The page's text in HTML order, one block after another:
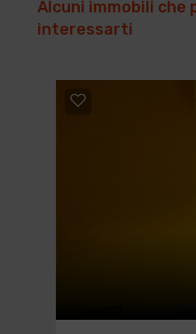
Alcuni immobili che
interessarti